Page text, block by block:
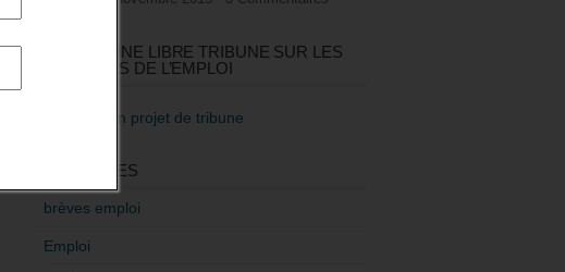
RÉDIGEZ UNE LIBRE TRIBUNE SUR LES
POLITIQUES DE L’EMPLOI
>Décrire mon projet de tribune
CATÉGORIES
brèves emploi
Emploi